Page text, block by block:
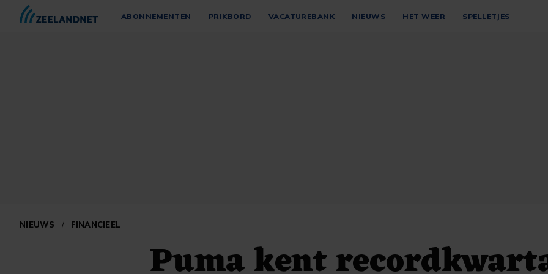
ABONNEMENTEN PRIKBORD VACATUREBANK NIEUWS HET WEER SPELLETJES
NIEUWS / FINANCIEEL